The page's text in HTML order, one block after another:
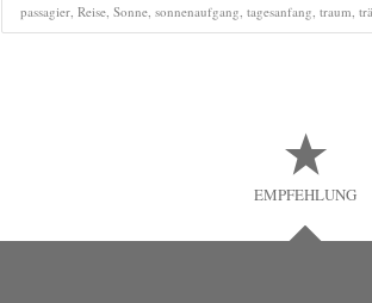
passagier Reise Sonne sonnenaufgang tagesanfang traum
EMPFEHLUNG